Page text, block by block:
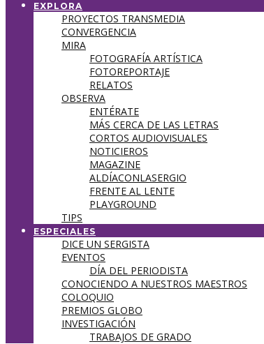
EXPLORA
PROYECTOS TRANSMEDIA
CONVERGENCIA
MIRA
FOTOGRAFÍA ARTÍSTICA
FOTOREPORTAJE
RELATOS
OBSERVA
ENTÉRATE
MÁS CERCA DE LAS LETRAS
CORTOS AUDIOVISUALES
NOTICIEROS
MAGAZINE
ALDÍACONLASERGIO
FRENTE AL LENTE
PLAYGROUND
TIPS
ESPECIALES
DICE UN SERGISTA
EVENTOS
DÍA DEL PERIODISTA
CONOCIENDO A NUESTROS MAESTROS
COLOQUIO
PREMIOS GLOBO
INVESTIGACIÓN
TRABAJOS DE GRADO